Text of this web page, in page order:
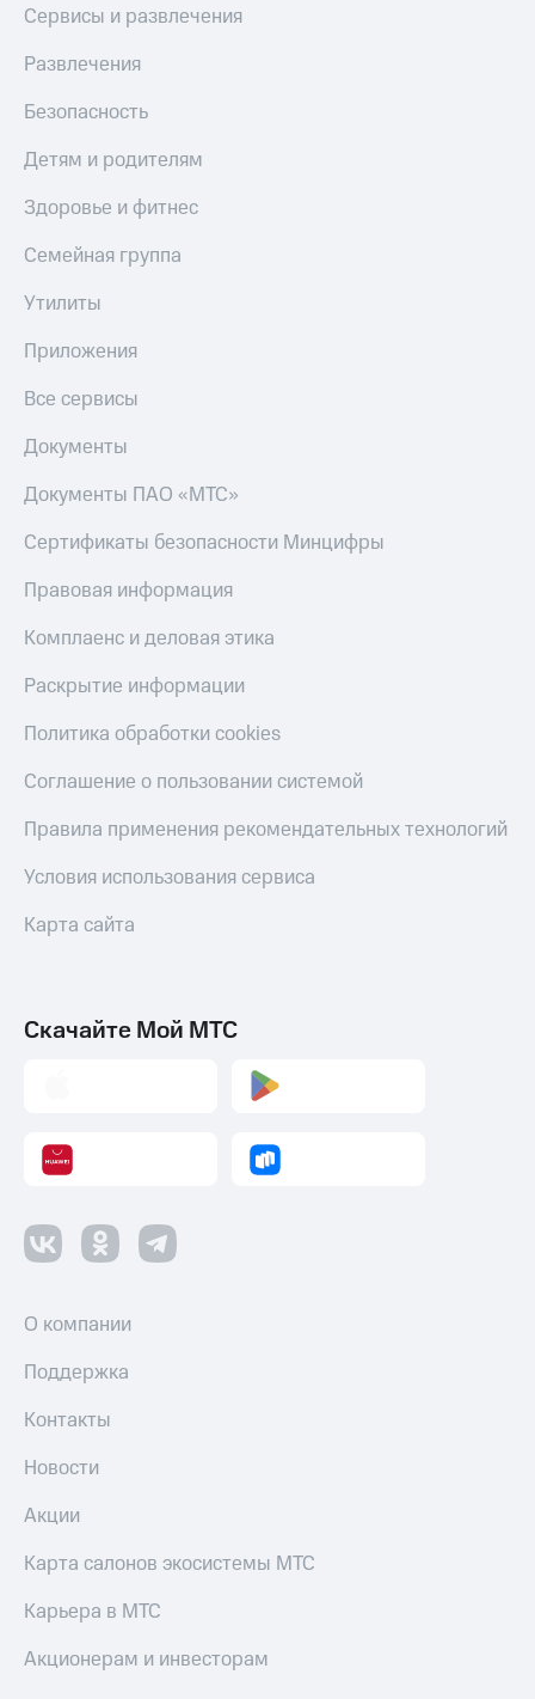
Сервисы и развлечения
Развлечения
Безопасность
Детям и родителям
Здоровье и фитнес
Семейная группа
Утилиты
Приложения
Все сервисы
Документы
Документы ПАО «МТС»
Сертификаты безопасности Минцифры
Правовая информация
Комплаенс и деловая этика
Раскрытие информации
Политика обработки cookies
Соглашение о пользовании системой
Правила применения рекомендательных технологий
Условия использования сервиса
Карта сайта
Скачайте Мой МТС
О компании
Поддержка
Контакты
Новости
Акции
Карта салонов экосистемы МТС
Карьера в МТС
Акционерам и инвесторам